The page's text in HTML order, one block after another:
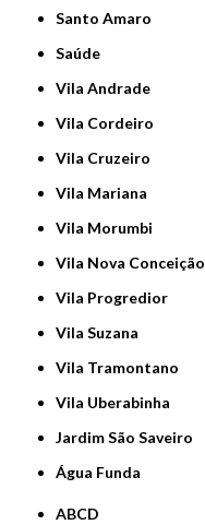
Santo Amaro
Saúde
Vila Andrade
Vila Cordeiro
Vila Cruzeiro
Vila Mariana
Vila Morumbi
Vila Nova Conceição
Vila Progredior
Vila Suzana
Vila Tramontano
Vila Uberabinha
jardim São Saveiro
Água Funda
ABCD